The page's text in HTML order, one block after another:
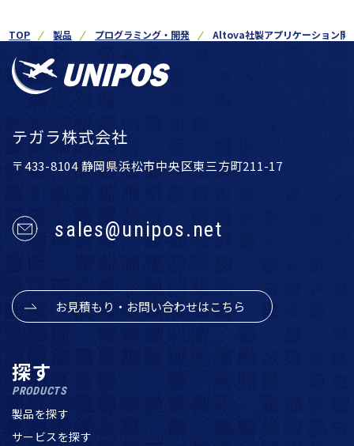
TOP 製品 プログラミング・開発 Altova社製アプリケーション開
テガラ株式会社
〒433-8104 静岡県浜松市中央区東三方町211-17
sales@unipos.net
お見積もり・お問い合わせはこちら
探す
PRODUCTS
製品を探す
サービスを探す